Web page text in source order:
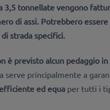
3,5 tonnellate vengono
di assi. Potrebbero
strada specifici.
è previsto alcun pedaggio in
serve principalmente a
ed equaper tutti i